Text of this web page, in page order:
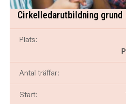
Cirkelledarutbildning grund
Plats:
Antal träffar:
Start: